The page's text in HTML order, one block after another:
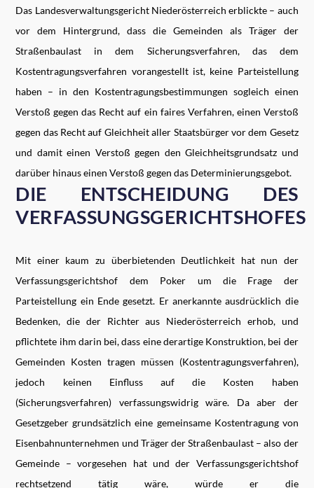
Das Landesverwaltungsgericht Niederösterreich erblickte – auch
vor dem Hintergrund, dass die Gemeinden als Träger der
Straßenbaulast in dem Sicherungsverfahren, das dem
Kostentragungsverfahren vorangestellt ist, keine Parteistellung
haben – in den Kostentragungsbestimmungen sogleich einen
Verstoß gegen das Recht auf ein faires Verfahren, einen Verstoß
gegen das Recht auf Gleichheit aller Staatsbürger vor dem Gesetz
und damit einen Verstoß gegen den Gleichheitsgrundsatz und
darüber hinaus einen Verstoß gegen das Determinierungsgebot.
DIE ENTSCHEIDUNG DES
VERFASSUNGSGERICHTSHOFES
Mit einer kaum zu überbietenden Deutlichkeit hat nun der
Verfassungsgerichtshof dem Poker um die Frage der
Parteistellung ein Ende gesetzt. Er anerkannte ausdrücklich die
Bedenken, die der Richter aus Niederösterreich erhob, und
pflichtete ihm darin bei, dass eine derartige Konstruktion, bei der
Gemeinden Kosten tragen müssen (Kostentragungsverfahren),
jedoch keinen Einfluss auf die Kosten haben
(Sicherungsverfahren) verfassungswidrig wäre. Da aber der
Gesetzgeber grundsätzlich eine gemeinsame Kostentragung von
Eisenbahnunternehmen und Träger der Straßenbaulast – also der
Gemeinde – vorgesehen hat und der Verfassungsgerichtshof
rechtsetzend tätig wäre, würde er die